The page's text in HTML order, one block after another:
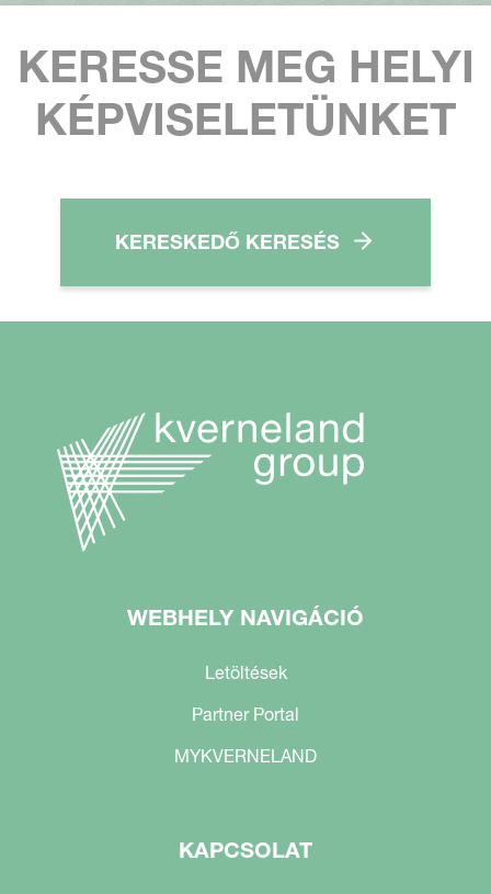
KERESSE MEG HELYI
KÉPVISELETÜNKET
KERESKEDŐ KERESÉS
WEBHELY NAVIGÁCIÓ
Letöltések
Partner Portal
MYKVERNELAND
KAPCSOLAT